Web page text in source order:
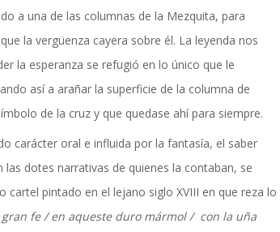
a una de las columnas de la Mezquita, para
la vergüenza cayera sobre él. La leyenda nos
la esperanza se refugió en lo único que le
así a arañar la superficie de la columna de
de la cruz y que quedase ahí para siempre.
carácter oral e influida por la fantasía, el saber
las dotes narrativas de quienes la contaban, se
cartel pintado en el lejano siglo XVIII en que reza lo
fe / en aqueste duro mármol / con la uña